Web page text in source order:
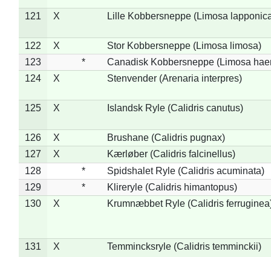
121 X Lille Kobbersneppe (Limosa
122 X
Stor Kobbersneppe (Limosa limosa)
123
*
Canadisk Kobbersneppe (Limosa
124
X Stenvender (Arenaria interpres)
125 X Islandsk Ryle (Calidris canutus)
126 X
Brushane (Calidris pugnax)
127
X
Kærløber (Calidris falcinellus)
128
*
Spidshalet Ryle (Calidris acuminata)
129
*
Klireryle (Calidris himantopus)
130
X Krumnæbbet Ryle (Calidris
131 X Temmincksryle (Calidris temminckii)